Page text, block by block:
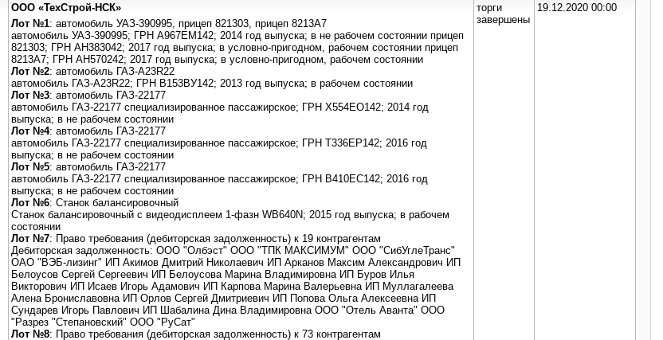
ООО «ТехСтрой-НСК»
Лот №1: автомобиль УАЗ-390995, прицеп 821303, прицеп 8213А7
автомобиль УАЗ-390995; ГРН А967ЕМ142; 2014 год выпуска; в не рабочем состоянии прицеп
821303; ГРН АН383042; 2017 год выпуска; в условно-пригодном, рабочем состоянии прицеп
8213А7; ГРН АН570242; 2017 год выпуска; в условно-пригодном, рабочем состоянии
Лот №2: автомобиль ГАЗ-A23R22
автомобиль ГАЗ-A23R22; ГРН В153ВУ142; 2013 год выпуска; в рабочем состоянии
Лот №3: автомобиль ГАЗ-22177
автомобиль ГАЗ-22177 специализированное пассажирское; ГРН Х554ЕО142; 2014 год
выпуска; в не рабочем состоянии
Лот №4: автомобиль ГАЗ-22177
автомобиль ГАЗ-22177 специализированное пассажирское; ГРН Т336ЕР142; 2016 год
выпуска; в не рабочем состоянии
Лот №5: автомобиль ГАЗ-22177
автомобиль ГАЗ-22177 специализированное пассажирское; ГРН В410ЕС142; 2016 год
выпуска; в не рабочем состоянии
Лот №6: Станок балансировочный
Станок балансировочный с видеодисплеем 1-фазн WB640N; 2015 год выпуска; в рабочем
состоянии
Лот №7: Право требования (дебиторская задолженность) к 19 контрагентам
Дебиторская задолженность: ООО "Олбэст" ООО "ТПК МАКСИМУМ" ООО "СибУглеТранс"
ОАО "ВЭБ-лизинг" ИП Акимов Дмитрий Николаевич ИП Арканов Максим Александрович ИП
Белоусов Сергей Сергеевич ИП Белоусова Марина Владимировна ИП Буров Илья
Викторович ИП Исаев Игорь Адамович ИП Карпова Марина Валерьевна ИП Муллагалеева
Алена Брониславовна ИП Орлов Сергей Дмитриевич ИП Попова Ольга Алексеевна ИП
Сундарев Игорь Павлович ИП Шабалина Дина Владимировна ООО "Отель Аванта" ООО
"Разрез "Степановский" ООО "РуСат"
Лот №8: Право требования (дебиторская задолженность) к 73 контрагентам
торги
завершены
19.12.2020 00:00